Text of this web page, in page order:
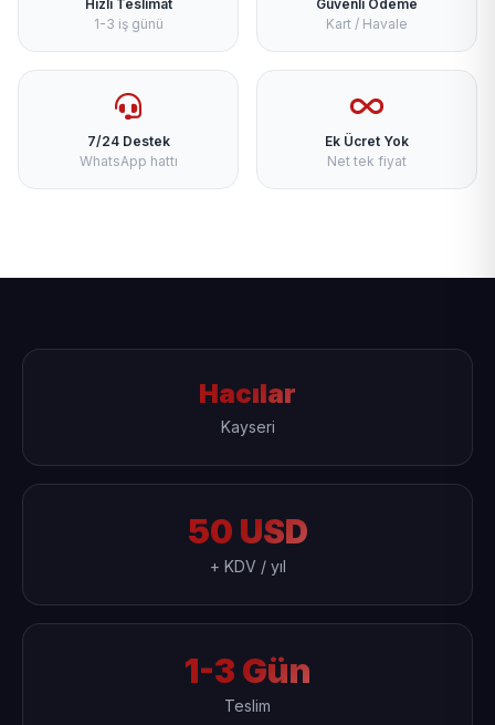
Hızlı Teslimat
1-3 iş günü
Güvenli Ödeme
Kart / Havale
7/24 Destek
WhatsApp hattı
Ek Ücret Yok
Net tek fiyat
Hacılar
Kayseri
50 USD
+ KDV / yıl
1-3 Gün
Teslim